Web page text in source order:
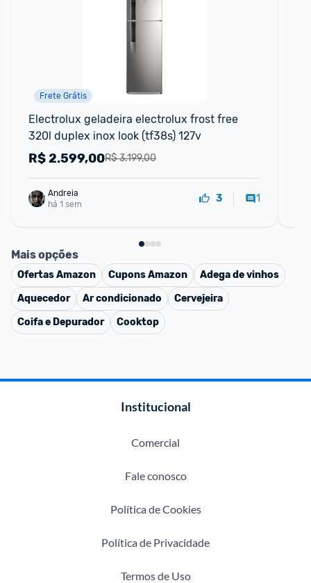
Frete Grátis
Electrolux geladeira electrolux frost free
320l duplex inox look (tf38s) 127v
R$ 3.199,00
R$2.599,00
Andreia
há 1 sem
3 1
Mais opções
OfertasAmazon CuponsAmazon
Adega de vinhos
Aquecedor
Ar condicionado
Cervejeira
Coifa e Depurador
Cooktop
Institucional
Comercial
Fale conosco
Política de Cookies
Política de Privacidade
Termos de Uso